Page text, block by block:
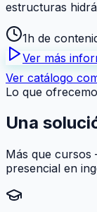
estructuras
1h de
Ver más
Ver catálogo
Lo que
Una
Más que
presencial en